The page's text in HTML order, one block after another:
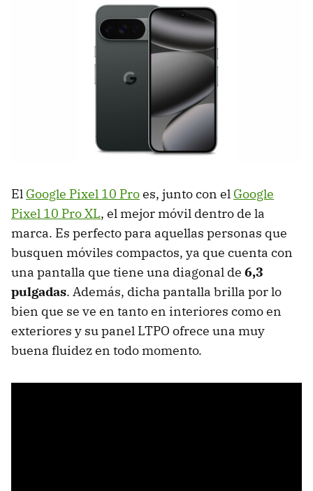
El Google Pixel 10 Proes, junto con el Google
Pixel 10 Pro XL, el mejor móvil dentro de la
marca. Es perfecto para aquellas personas que
busquen móviles compactos, ya que cuenta con
una pantalla que tiene una diagonal de 6,3
pulgadas. Además, dicha pantalla brilla por lo
bien que se ve en tanto en interiores como en
exteriores y su panel LTPO ofrece una muy
buena fluidez en todo momento.